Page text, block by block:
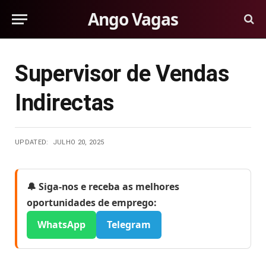
Ango Vagas
Supervisor de Vendas
Indirectas
UPDATED: JULHO 20, 2025
🔔 Siga-nos e receba as melhores
oportunidades de emprego:
WhatsApp
Telegram